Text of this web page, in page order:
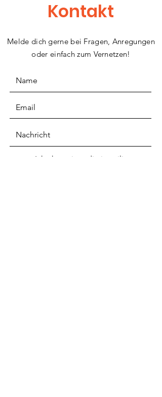
Kontakt
Melde dich gerne bei Fragen, Anregungen
oder einfach zum Vernetzen!
Ich akzeptiere die jeweilige